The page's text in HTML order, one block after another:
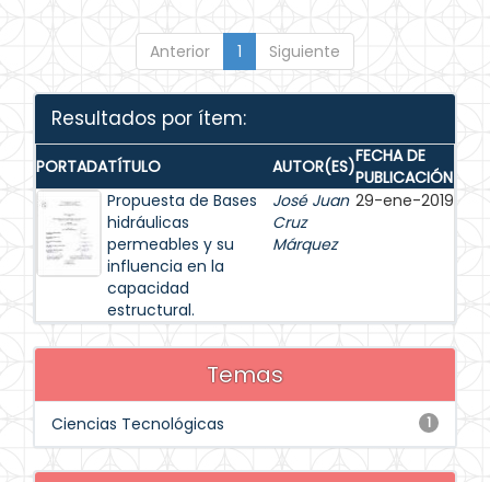
Anterior 1 Siguiente
Resultados por ítem:
PORTADATÍTULO AUTOR(ES)FECHA DE
PUBLICACIÓN
Propuesta de Bases
hidráulicas
permeables y su
influencia en la
capacidad
estructural.
José Juan
Cruz
Márquez
29-ene-2019
Temas
1
Ciencias Tecnológicas